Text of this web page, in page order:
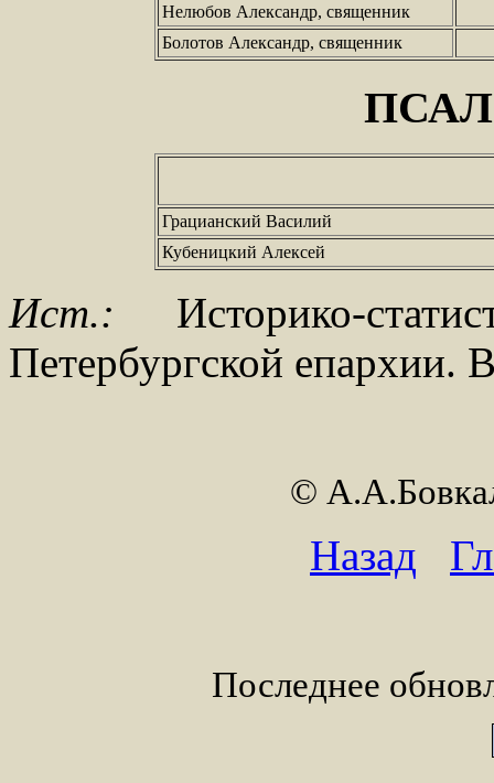
Нелюбов Александр, священник
Болотов Александр, священник
Грацианский Василий
Кубеницкий Алексей
Ист.: Историко-
Петербургской
©
Назад
Последнее